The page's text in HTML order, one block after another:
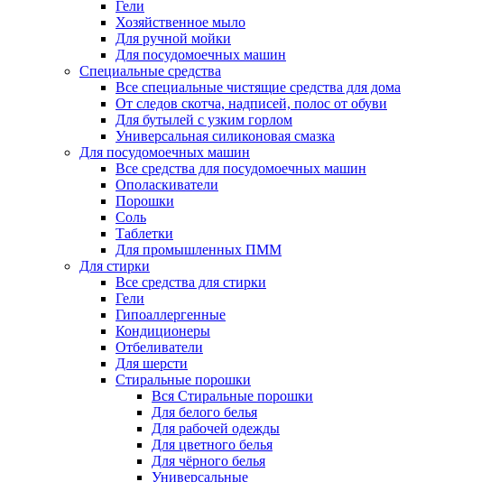
Гели
Хозяйственное мыло
Для ручной мойки
Для посудомоечных машин
Специальные средства
Все специальные чистящие средства для дома
От следов скотча, надписей, полос от обуви
Для бутылей с узким горлом
Универсальная силиконовая смазка
Для посудомоечных машин
Все средства для посудомоечных машин
Ополаскиватели
Порошки
Соль
Таблетки
Для промышленных ПММ
Для стирки
Все средства для стирки
Гели
Гипоаллергенные
Кондиционеры
Отбеливатели
Для шерсти
Стиральные порошки
Вся Стиральные порошки
Для белого белья
Для рабочей одежды
Для цветного белья
Для чёрного белья
Универсальные